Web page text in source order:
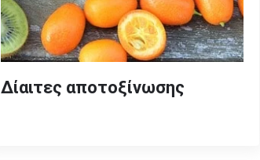
Δίαιτες αποτοξίνωσης